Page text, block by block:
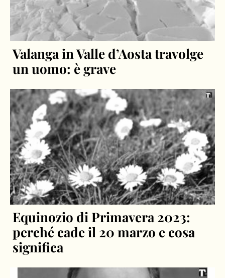
Valanga in Valle d’Aosta travolge
un uomo: è grave
Equinozio di Primavera 2023:
perché cade il 20 marzo e cosa
significa